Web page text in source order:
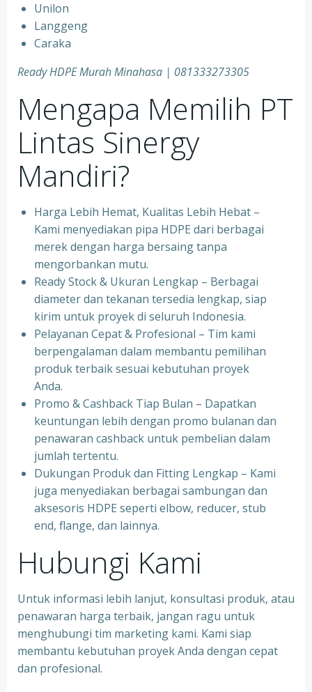
Unilon
Langgeng
Caraka
Ready HDPE Murah Minahasa | 081333273305
Mengapa Memilih PT
Lintas Sinergy
Mandiri?
Harga Lebih Hemat, Kualitas Lebih Hebat –
Kami menyediakan pipa HDPE dari berbagai
merek dengan harga bersaing tanpa
mengorbankan mutu.
Ready Stock & Ukuran Lengkap – Berbagai
diameter dan tekanan tersedia lengkap, siap
kirim untuk proyek di seluruh Indonesia.
Pelayanan Cepat & Profesional – Tim kami
berpengalaman dalam membantu pemilihan
produk terbaik sesuai kebutuhan proyek
Anda.
Promo & Cashback Tiap Bulan – Dapatkan
keuntungan lebih dengan promo bulanan dan
penawaran cashback untuk pembelian dalam
jumlah tertentu.
Dukungan Produk dan Fitting Lengkap – Kami
juga menyediakan berbagai sambungan dan
aksesoris HDPE seperti elbow, reducer, stub
end, flange, dan lainnya.
Hubungi Kami
Untuk informasi lebih lanjut, konsultasi produk, atau
penawaran harga terbaik, jangan ragu untuk
menghubungi tim marketing kami. Kami siap
membantu kebutuhan proyek Anda dengan cepat
dan profesional.